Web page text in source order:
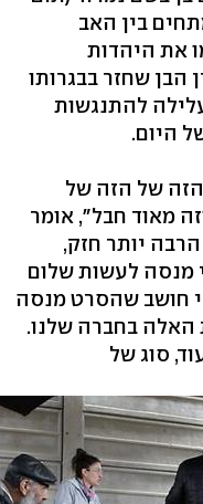
בין האב
את היהדות
הבן שחזר בבגרותו
להתנגשות
היום.
של הזה של
מאוד חבל", אומר
יותר חזק,
מנסה לעשות שלום
חושב שהסרט מנסה
האלה בחברה שלנו.
סוג של